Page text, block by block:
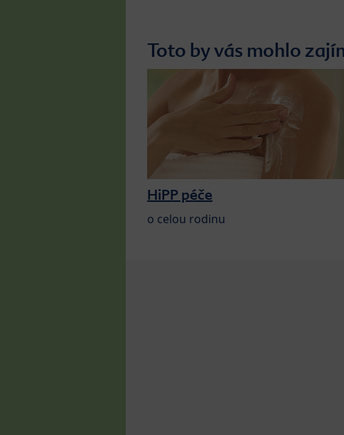
Toto by vás mohlo
HiPP péče
o celou rodinu